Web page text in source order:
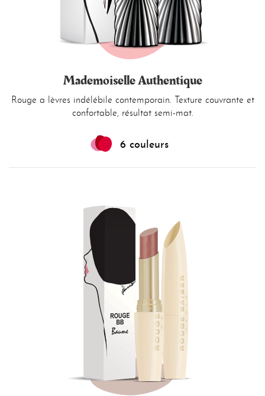
Mademoiselle Authentique
Rouge a lèvres indélébile contemporain. Texture couvrante et
confortable, résultat semi-mat.
6 couleurs